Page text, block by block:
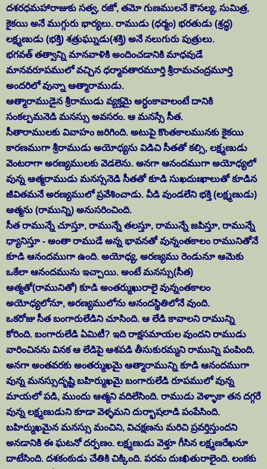
దశరధమహారాజుకు సత్వ, రజో, తమో గుణములనే కౌసల్య, సుమిత్ర,
కైకయి అనే ముగ్గురు భార్యలు. రాముడు (ధర్మం) భరతుడు (శ్రద్ధ)
లక్ష్మణుడు (భక్తి) శత్రుఘ్నుడు(శక్తి) అనే నలుగురు పుత్రులు.
భగవత్ తత్వాన్ని మానవాళికి అందించడానికి మాధవుడే
మానవరూపములో వచ్చిన ధర్మావతారమూర్తి శ్రీరామచంద్రమూర్తి
అందరిలో వున్నా ఆత్మారాముడు.
ఆత్మారాముడైన శ్రీరాముడు వ్యక్తమై అర్ధంకావాలంటే దానికి
సంకల్పమనెడి మనస్సు అవసరం. ఆ మనస్సే సీత.
సీతారాములకు వివాహం జరిగింది. అటుపై కొంతకాలమునకు కైకయి
కారణముగా శ్రీరాముడు అయోధ్యను విడిచి సీతతో కల్సి, లక్ష్మణుడు
వెంటరాగా అరణ్యములకు వెడలెను. అనగా ఆనందముగా అయోధ్యలో
వున్న ఆత్మరాముడు మనస్సనెడి సీతతో కూడి సుఖదుఃఖాలుతో కూడిన
జీవితమనే అరణ్యములో ప్రవేశించాడు. వీడి వుండలేని భక్తి (లక్ష్మణుడు)
ఆత్మను (రామున్ని) అనుసరించింది.
సీత రామున్నే చూస్తూ, రామున్నే తలస్తూ, రామున్నే జపిస్తూ, రామున్నే
ధ్యానిస్తూ - అంతా రాముడే అన్న భావనతో వున్నంతకాలం రామునితోనే
కూడి ఆనందముగా ఉంది. అయోధ్య, అరణ్యము రెండునూ ఆమెకు
ఒకేలా ఆనందమును ఇచ్చాయి. అంటే మనస్సు(సీత)
ఆత్మతో(రామునితో) కూడి అంతర్ముఖురాలై వున్నంతకాలం
అయోధ్యలోనూ, అరణ్యములోను ఆనందస్థితిలోనే వుంది.
ఒకరోజు సీత బంగారులేడిని చూసింది. ఆ లేడి కావాలని రామున్ని
కోరింది. బంగారులేడి ఏమిటీ? ఇది రాక్షసమాయల వుందని రాముడు
వారించినను వినక ఆ లేడిపై ఆశపడి తీసుకురమ్మని రామున్ని పంపింది.
అనగా అంతవరకు అంతర్ముఖమై ఆత్మారామున్ని కూడి ఆనందముగా
వున్న మనస్సుదృష్టి బహిర్ముఖమై బంగారులేడి రూపములో వున్న
మాయలో పడి, ముందు ఆత్మని వదిలేసింది. రాముడు వెళ్ళాకా తన దగ్గరే
వున్న లక్ష్మణుడుని కూడా వెళ్ళమని దుర్భాషలాడి పంపేసింది.
బహిర్ముఖమైన మనస్సు మంచిని, విచక్షణను మరిచి ప్రవర్తిస్తుందని
అనడానికి ఈ ఘటనో దర్పణం. లక్ష్మణుడు వెళ్తూ గీసిన లక్ష్మణరేఖనూ
దాటేసింది. దశకంఠుడు చేతికి చిక్కింది. పరమ దుఃఖితురాలైంది. లంకకు